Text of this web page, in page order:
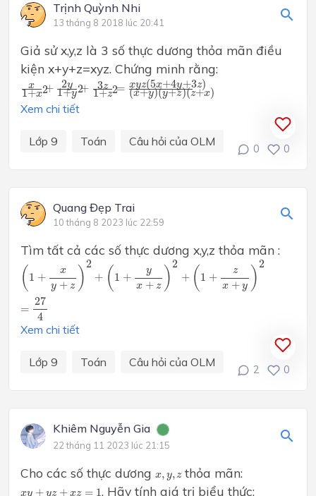
Trịnh Quỳnh Nhi
13 tháng 8 2018 lúc 20:41
Giả sử x,y,z là 3 số thực dương thỏa mãn điều
kiện x+y+z=xyz. Chứng minh rằng:
x
1+x2+ 2y
1+y2+ 3z
1+z2= xyz(5x+4y+3z)
(x+y)(y+z)(z+x)
1+ 2 2 2= y z x+ 4 y+
Xem chi tiết
Lớp 9 Toán Câu hỏi của OLM
0 0
Quang Đẹp Trai
10 tháng 8 2023 lúc 22:59
Tìm tất cả các số thực dương x,y,z thỏa mãn :
( 1 +
x
y + z )
2
+ ( 1 +
y
x + z )
2
+ ( 1 +
z
x + y )
2
=
27
4
1+x y+z 2+ 1+y x+z )2+(1 +zx+y) 2 =27 4
Xem chi tiết
Lớp 9 Toán Câu hỏi của OLM
2 0
Khiêm Nguyễn Gia
22 tháng 11 2023 lúc 21:15
Cho các số thực dương x, y, z
x y,z thỏa mãn:
xy + yz + xz = 1
xy + z+ x z=1 . Hãy tính giá trị biểu thức: